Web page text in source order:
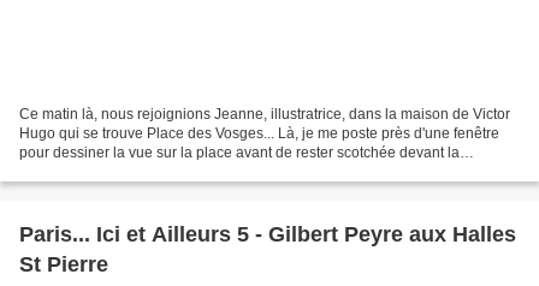
Ce matin là, nous rejoignions Jeanne, illustratrice, dans la maison de Victor
Hugo qui se trouve Place des Vosges... Là, je me poste près d'une fenêtre
pour dessiner la vue sur la place avant de rester scotchée devant la
Paris... Ici et Ailleurs 5 - Gilbert Peyre aux Halles
St Pierre